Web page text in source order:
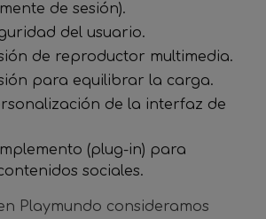
de sesión).
del usuario.
de reproductor multimedia.
para equilibrar la carga.
de la interfaz de
(plug-in) para
sociales.
Playmundo consideramos